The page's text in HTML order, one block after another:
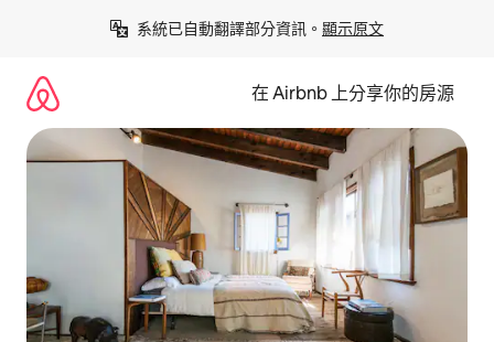
系統已自動翻譯部分資訊。 顯示原文
在 Airbnb 上分享你的房源